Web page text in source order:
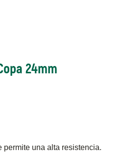
24mm
permite una alta resistencia.